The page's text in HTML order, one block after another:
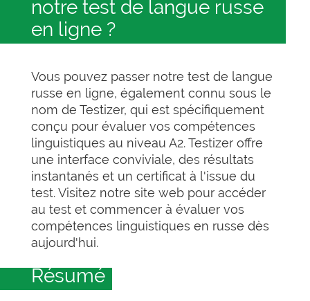
notre test de langue russe
en ligne ?
Vous pouvez passer notre test de langue
russe en ligne, également connu sous le
nom de Testizer, qui est spécifiquement
conçu pour évaluer vos compétences
linguistiques au niveau A2. Testizer offre
une interface conviviale, des résultats
instantanés et un certificat à l'issue du
test. Visitez notre site web pour accéder
au test et commencer à évaluer vos
compétences linguistiques en russe dès
aujourd'hui.
Résumé